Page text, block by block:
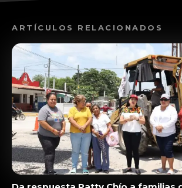
ARTÍCULOS RELACIONADOS